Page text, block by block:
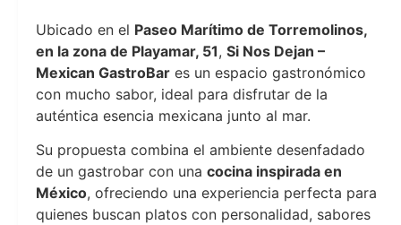
Ubicado en el Paseo Marítimo de Torremolinos,
en la zona de Playamar, 51, Si Nos Dejan –
Mexican GastroBar es un espacio gastronómico
con mucho sabor, ideal para disfrutar de la
auténtica esencia mexicana junto al mar.
Su propuesta combina el ambiente desenfadado
de un gastrobar con una cocina inspirada en
México, ofreciendo una experiencia perfecta para
quienes buscan platos con personalidad, sabores